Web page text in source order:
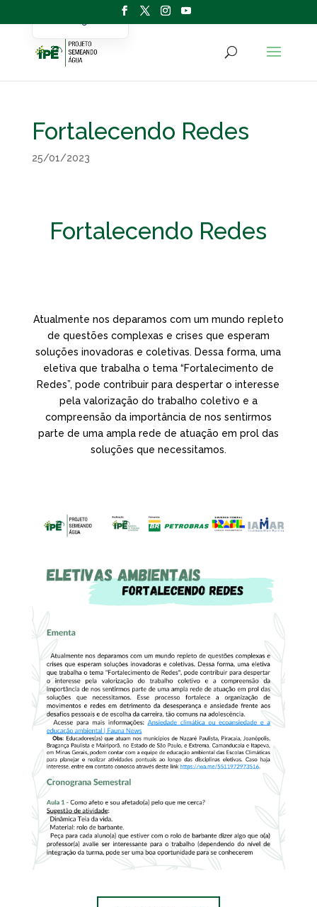
Fortalecendo Redes
25/01/2023
Fortalecendo Redes
Atualmente nos deparamos com um mundo repleto
de questões complexas e crises que esperam
soluções inovadoras e coletivas. Dessa forma, uma
eletiva que trabalha o tema “Fortalecimento de
Redes”, pode contribuir para despertar o interesse
pela valorização do trabalho coletivo e a
compreensão da importância de nos sentirmos
parte de uma ampla rede de atuação em prol das
soluções que necessitamos.
English